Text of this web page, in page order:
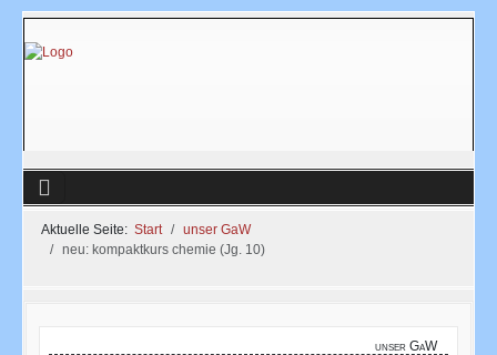
Aktuelle Seite: Start
unser GaW
neu: kompaktkurs chemie (Jg. 10)
unser GaW